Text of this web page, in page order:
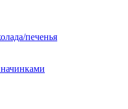
печенья